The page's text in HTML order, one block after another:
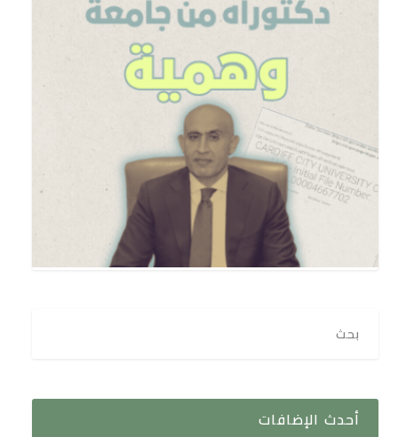
أحدث الإضافات